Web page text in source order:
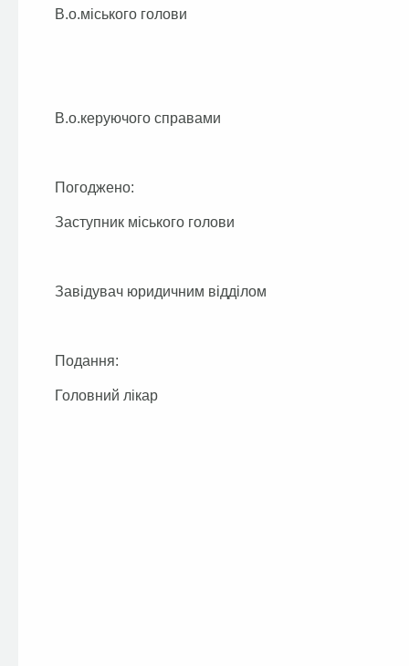
В.о.міського голови
В.о.керуючого справами
Погоджено:
Заступник міського голови
Завідувач юридичним відділом
Подання:
Головний лікар